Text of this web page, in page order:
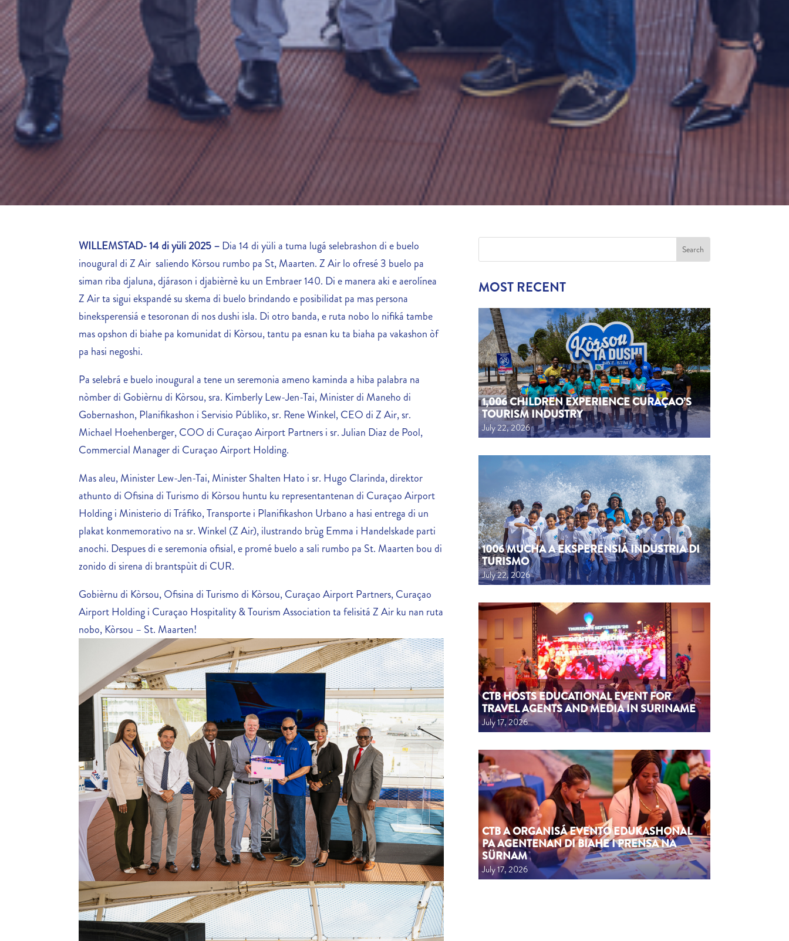
WILLEMSTAD- 14 di yüli 2025 –Dia 14 di yüli a tuma lugá selebrashon di e buelo
inougural di Z Air saliendo Kòrsou rumbo pa St, Maarten. Z Air lo ofresé 3 buelo pa
siman riba djaluna, djárason i djabièrnè ku un Embraer 140. Di e manera aki e aerolínea
Z Air ta sigui ekspandé su skema di buelo brindando e posibilidat pa mas persona
bineksperensiá e tesoronan di nos dushi isla. Di otro banda, e ruta nobo lo nifiká tambe
mas opshon di biahe pa komunidat di Kòrsou, tantu pa esnan ku ta biaha pa vakashon òf
pa hasi negoshi.
Pa selebrá e buelo inougural a tene un seremonia ameno kaminda a hiba palabra na
nòmber di Gobièrnu di Kòrsou, sra. Kimberly Lew-Jen-Tai, Minister di Maneho di
Gobernashon, Planifikashon i Servisio Públiko, sr. Rene Winkel, CEO di Z Air, sr.
Michael Hoehenberger, COO di Curaçao Airport Partners i sr. Julian Diaz de Pool,
Commercial Manager di Curaçao Airport Holding.
Mas aleu, Minister Lew-Jen-Tai, Minister Shalten Hato i sr. Hugo Clarinda, direktor
athunto di Ofisina di Turismo di Kòrsou huntu ku representantenan di Curaçao Airport
Holding i Ministerio di Tráfiko, Transporte i Planifikashon Urbano a hasi entrega di un
plakat konmemorativo na sr. Winkel (Z Air), ilustrando brùg Emma i Handelskade parti
anochi. Despues di e seremonia ofisial, e promé buelo a sali rumbo pa St. Maarten bou di
zonido di sirena di brantspùit di CUR.
Gobièrnu di Kòrsou, Ofisina di Turismo di Kòrsou, Curaçao Airport Partners, Curaçao
Airport Holding i Curaçao Hospitality & Tourism Association ta felisitá Z Air ku nan ruta
nobo, Kòrsou – St. Maarten!
MOST RECENT
1,006 CHILDREN EXPERIENCE CURAÇAO’S
TOURISM INDUSTRY
July 22, 2026
1006 MUCHA A EKSPERENSIÁ INDUSTRIA DI
TURISMO
July 22, 2026
CTB HOSTS EDUCATIONAL EVENT FOR
TRAVEL AGENTS AND MEDIA IN SURINAME
July 17, 2026
CTB A ORGANISÁ EVENTO EDUKASHONAL
PA AGENTENAN DI BIAHE I PRENSA NA
SÜRNAM
July 17, 2026